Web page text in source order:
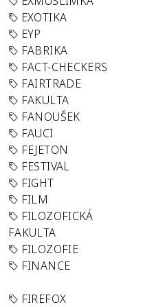
EXOTIKA
EYP
FABRIKA
FACT-CHECKERS
FAIRTRADE
FAKULTA
FANOUŠEK
FAUCI
FEJETON
FESTIVAL
FIGHT
FILM
FILOZOFICKÁ
FAKULTA
FILOZOFIE
FINANCE
FIREFOX